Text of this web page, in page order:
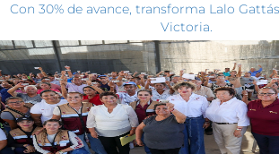
Con 30% de avance, transforma Lalo
Victoria.